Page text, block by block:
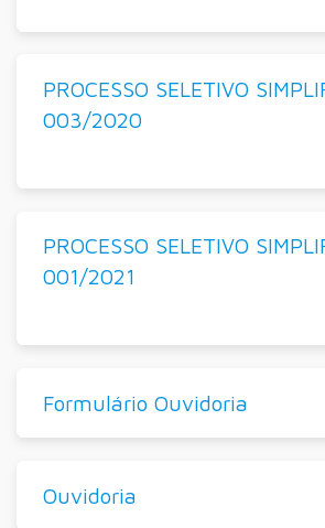
PROCESSO SELETIVO
003/2020
PROCESSO SELETIVO
001/2021
Formulário Ouvidoria
Ouvidoria